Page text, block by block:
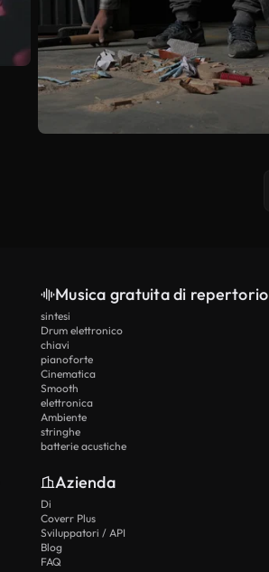
Musica gratuita di repertorio
sintesi
Drum elettronico
chiavi
pianoforte
Cinematica
Smooth
elettronica
Ambiente
stringhe
batterie acustiche
Azienda
Di
Coverr Plus
Sviluppatori / API
Blog
FAQ